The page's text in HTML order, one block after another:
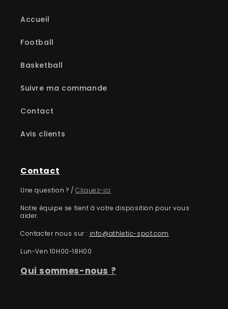
Accueil
Football
Basketball
Suivre ma commande
Contact
Avis clients
Contact
Une question ? /Cliquez-ici
Notre équipe se tient à votre disposition pour vous
aider.
Contacter nous sur : info@athletic-spot.com
Lun-Ven 10H00-18H00
Qui sommes-nous ?